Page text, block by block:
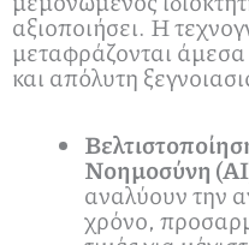
αξιοποιήσει. Η
μεταφράζονται
και απόλυτη
Νοημοσύνη
αναλύουν την
χρόνο,